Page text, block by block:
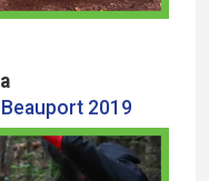
2019